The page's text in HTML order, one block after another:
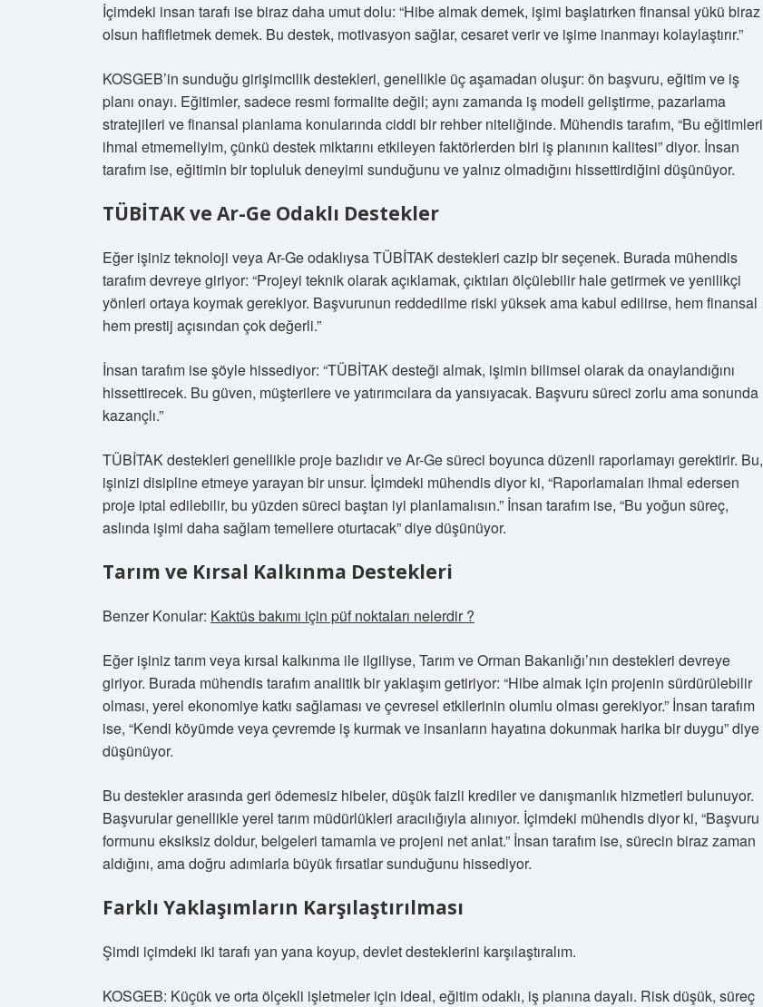
İçimdeki insan tarafı ise biraz daha umut dolu: “Hibe almak demek, işimi başlatırken finansal yükü biraz
olsun hafifletmek demek. Bu destek, motivasyon sağlar, cesaret verir ve işime inanmayı kolaylaştırır.”
KOSGEB’in sunduğu girişimcilik destekleri, genellikle üç aşamadan oluşur: ön başvuru, eğitim ve iş
planı onayı. Eğitimler, sadece resmi formalite değil; aynı zamanda iş modeli geliştirme, pazarlama
stratejileri ve finansal planlama konularında ciddi bir rehber niteliğinde. Mühendis tarafım, “Bu eğitimleri
ihmal etmemeliyim, çünkü destek miktarını etkileyen faktörlerden biri iş planının kalitesi” diyor. İnsan
tarafım ise, eğitimin bir topluluk deneyimi sunduğunu ve yalnız olmadığını hissettirdiğini düşünüyor.
TÜBİTAK ve Ar-Ge Odaklı Destekler
Eğer işiniz teknoloji veya Ar-Ge odaklıysa TÜBİTAK destekleri cazip bir seçenek. Burada mühendis
tarafım devreye giriyor: “Projeyi teknik olarak açıklamak, çıktıları ölçülebilir hale getirmek ve yenilikçi
yönleri ortaya koymak gerekiyor. Başvurunun reddedilme riski yüksek ama kabul edilirse, hem finansal
hem prestij açısından çok değerli.”
İnsan tarafım ise şöyle hissediyor: “TÜBİTAK desteği almak, işimin bilimsel olarak da onaylandığını
hissettirecek. Bu güven, müşterilere ve yatırımcılara da yansıyacak. Başvuru süreci zorlu ama sonunda
kazançlı.”
TÜBİTAK destekleri genellikle proje bazlıdır ve Ar-Ge süreci boyunca düzenli raporlamayı gerektirir. Bu,
işinizi disipline etmeye yarayan bir unsur. İçimdeki mühendis diyor ki, “Raporlamaları ihmal edersen
proje iptal edilebilir, bu yüzden süreci baştan iyi planlamalısın.” İnsan tarafım ise, “Bu yoğun süreç,
aslında işimi daha sağlam temellere oturtacak” diye düşünüyor.
Tarım ve Kırsal Kalkınma Destekleri
Benzer Konular: Kaktüs bakımı için püf noktaları nelerdir ?
Eğer işiniz tarım veya kırsal kalkınma ile ilgiliyse, Tarım ve Orman Bakanlığı’nın destekleri devreye
giriyor. Burada mühendis tarafım analitik bir yaklaşım getiriyor: “Hibe almak için projenin sürdürülebilir
olması, yerel ekonomiye katkı sağlaması ve çevresel etkilerinin olumlu olması gerekiyor.” İnsan tarafım
ise, “Kendi köyümde veya çevremde iş kurmak ve insanların hayatına dokunmak harika bir duygu” diye
düşünüyor.
Bu destekler arasında geri ödemesiz hibeler, düşük faizli krediler ve danışmanlık hizmetleri bulunuyor.
Başvurular genellikle yerel tarım müdürlükleri aracılığıyla alınıyor. İçimdeki mühendis diyor ki, “Başvuru
formunu eksiksiz doldur, belgeleri tamamla ve projeni net anlat.” İnsan tarafım ise, sürecin biraz zaman
aldığını, ama doğru adımlarla büyük fırsatlar sunduğunu hissediyor.
Farklı Yaklaşımların Karşılaştırılması
Şimdi içimdeki iki tarafı yan yana koyup, devlet desteklerini karşılaştıralım.
KOSGEB: Küçük ve orta ölçekli işletmeler için ideal, eğitim odaklı, iş planına dayalı. Risk düşük, süreç